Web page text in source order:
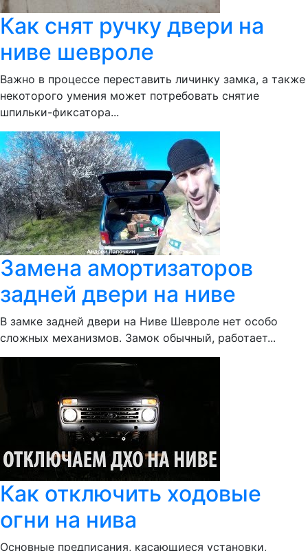
Как снят ручку двери на
ниве шевроле
Важно в процессе переставить личинку замка, а также
некоторого умения может потребовать снятие
шпильки-фиксатора...
Замена амортизаторов
задней двери на ниве
В замке задней двери на Ниве Шевроле нет особо
сложных механизмов. Замок обычный, работает...
Как отключить ходовые
огни на нива
Основные предписания, касающиеся установки,